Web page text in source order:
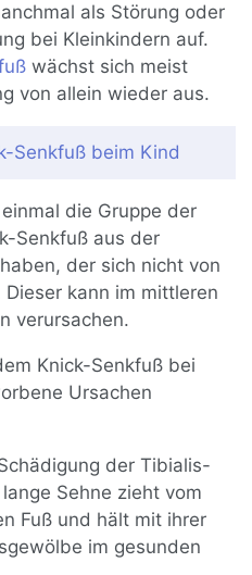
als Störung oder
bei Kleinkindern auf.
wächst sich meist
von allein wieder aus.
Senkfuß beim Kind
die Gruppe der
Senkfuß aus der
der sich nicht von
kann im mittleren
verursachen.
Knick-Senkfuß bei
Ursachen
der Tibialis-
Sehne zieht vom
Fuß und hält mit ihrer
im gesunden